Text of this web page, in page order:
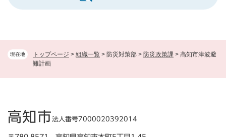
現在地 トップページ > 組織一覧 > 防災対策部 > 防災政策課 > 高知市津波避
難計画
高知市法人番号7000020392014